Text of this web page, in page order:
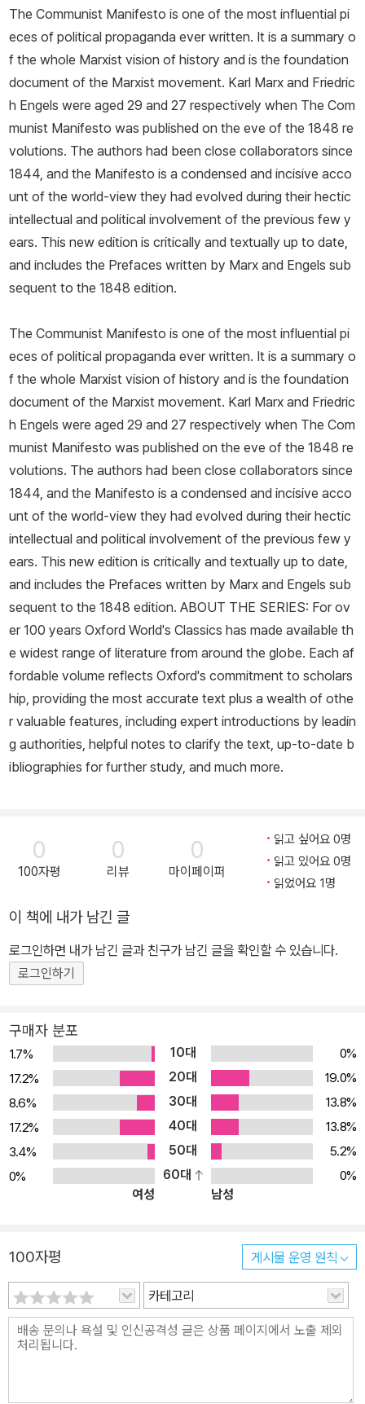
The Communist Manifesto is one of the most influential pi
eces of political propaganda ever written. It is a summary o
f the whole Marxist vision of history and is the foundation
document of the Marxist movement. Karl Marx and Friedric
h Engels were aged 29 and 27 respectively when The Com
munist Manifesto was published on the eve of the 1848 re
volutions. The authors had been close collaborators since
1844, and the Manifesto is a condensed and incisive acco
unt of the world-view they had evolved during their hectic
intellectual and political involvement of the previous few y
ears. This new edition is critically and textually up to date,
and includes the Prefaces written by Marx and Engels sub
sequent to the 1848 edition.
The Communist Manifesto is one of the most influential pi
eces of political propaganda ever written. It is a summary o
f the whole Marxist vision of history and is the foundation
document of the Marxist movement. Karl Marx and Friedric
h Engels were aged 29 and 27 respectively when The Com
munist Manifesto was published on the eve of the 1848 re
volutions. The authors had been close collaborators since
1844, and the Manifesto is a condensed and incisive acco
unt of the world-view they had evolved during their hectic
intellectual and political involvement of the previous few y
ears. This new edition is critically and textually up to date,
and includes the Prefaces written by Marx and Engels sub
sequent to the 1848 edition. ABOUT THE SERIES: For ov
er 100 years Oxford World's Classics has made available th
e widest range of literature from around the globe. Each af
fordable volume reflects Oxford's commitment to scholars
hip, providing the most accurate text plus a wealth of othe
r valuable features, including expert introductions by leadin
g authorities, helpful notes to clarify the text, up-to-date b
ibliographies for further study, and much more.
0
100자평
0
리뷰
0
마이페이퍼
읽고 싶어요 0명
읽고 있어요 0명
읽었어요 1명
이 책에 내가 남긴 글
로그인하면 내가 남긴 글과 친구가 남긴 글을 확인할 수 있습니다.
로그인하기
구매자 분포
1.7% 10대
0%
17.2%
20대
19.0%
8.6%
30대
13.8%
17.2%
40대
13.8%
3.4%
50대
5.2%
0%
60대
0%
여성
남성
100자평 게시물 운영 원칙
카테고리